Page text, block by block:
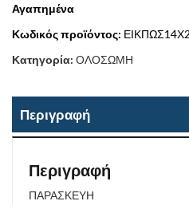
Αγαπημένα
Κωδικός προϊόντος:
Κατηγορία: ΟΛΟΣΩΜΗ
Περιγραφή
Περιγραφή
ΠΑΡΑΣΚΕΥΗ